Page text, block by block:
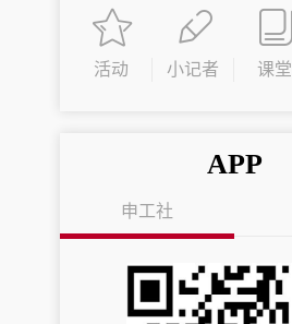
活动 小记者 课堂
APP
申工社